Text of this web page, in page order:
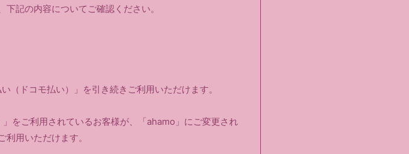
記の内容についてご確認ください。
（ドコモ払い）」を引き続きご利用いただけます。
をご利用されているお客様が、「ahamo」にご変更され
用いただけます。